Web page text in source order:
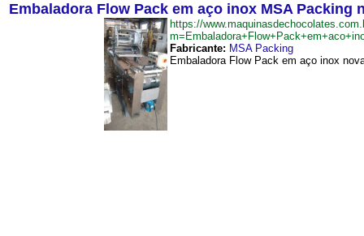
Embaladora Flow Pack em aço inox MSA Packing
https://
Fabricante: MSA Packing
Embaladora Flow Pack em aço inox